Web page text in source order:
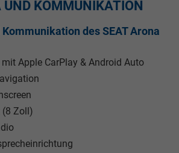
UND KOMMUNIKATION
des SEAT Arona
Apple CarPlay & Android Auto
(8 Zoll)